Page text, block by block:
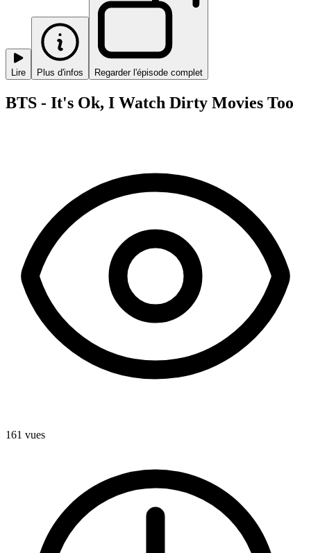
Lire Plus d'infos Regarder l'épisode complet
BTS - It's Ok, I Watch Dirty Movies Too
161 vues